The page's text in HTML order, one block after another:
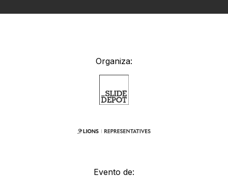
Organiza:
Evento de: